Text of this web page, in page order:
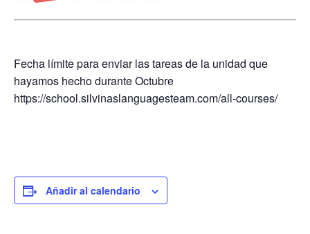
Fecha límite para enviar las tareas de la unidad que
hayamos hecho durante Octubre
https://school.silvinaslanguagesteam.com/all-courses/
Añadir al calendario